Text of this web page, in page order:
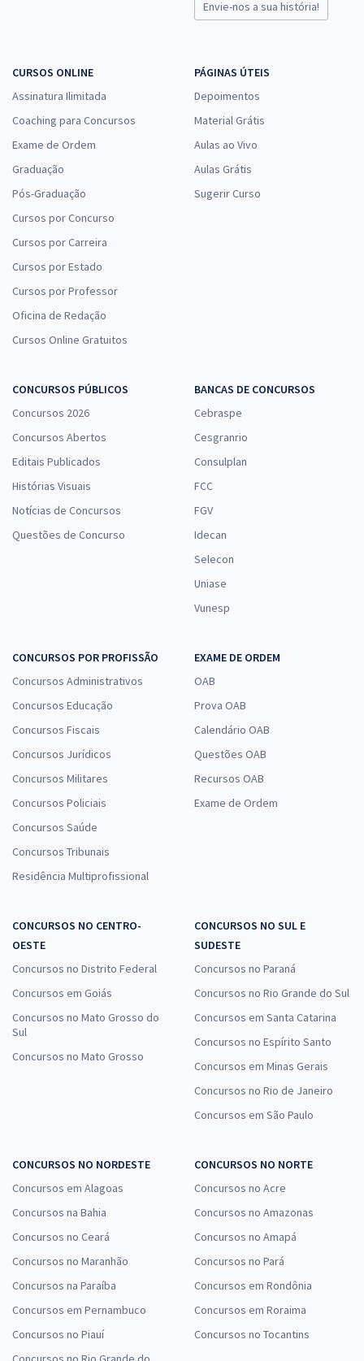
Envie-nos a sua história!
CURSOS ONLINE
Assinatura Ilimitada
Coaching para Concursos
Exame de Ordem
Graduação
Pós-Graduação
Cursos por Concurso
Cursos por Carreira
Cursos por Estado
Cursos por Professor
Oficina de Redação
Cursos Online Gratuitos
PÁGINAS ÚTEIS
Depoimentos
Material Grátis
Aulas ao Vivo
Aulas Grátis
Sugerir Curso
CONCURSOS PÚBLICOS
Concursos 2026
Concursos Abertos
Editais Publicados
Histórias Visuais
Notícias de Concursos
Questões de Concurso
BANCAS DE CONCURSOS
Cebraspe
Cesgranrio
Consulplan
FCC
FGV
Idecan
Selecon
Uniase
Vunesp
CONCURSOS POR PROFISSÃO
Concursos Administrativos
Concursos Educação
Concursos Fiscais
Concursos Jurídicos
Concursos Militares
Concursos Policiais
Concursos Saúde
Concursos Tribunais
Residência Multiprofissional
EXAME DE ORDEM
OAB
Prova OAB
Calendário OAB
Questões OAB
Recursos OAB
Exame de Ordem
CONCURSOS NO CENTRO-
OESTE
Concursos no Distrito Federal
Concursos em Goiás
Concursos no Mato Grosso do
Sul
Concursos no Mato Grosso
CONCURSOS NO SUL E
SUDESTE
Concursos no Paraná
Concursos no Rio Grande do Sul
Concursos em Santa Catarina
Concursos no Espírito Santo
Concursos em Minas Gerais
Concursos no Rio de Janeiro
Concursos em São Paulo
CONCURSOS NO NORDESTE
Concursos em Alagoas
Concursos na Bahia
Concursos no Ceará
Concursos no Maranhão
Concursos na Paraíba
Concursos em Pernambuco
Concursos no Piauí
CONCURSOS NO NORTE
Concursos no Acre
Concursos no Amazonas
Concursos no Amapá
Concursos no Pará
Concursos em Rondônia
Concursos em Roraima
Concursos no Tocantins